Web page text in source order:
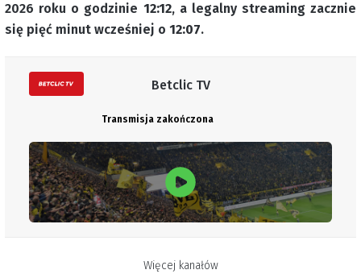
2026 roku o godzinie 12:12, a legalny streaming zacznie
się pięć minut wcześniej o 12:07.
Betclic TV
Transmisja zakończona
Więcej kanałów